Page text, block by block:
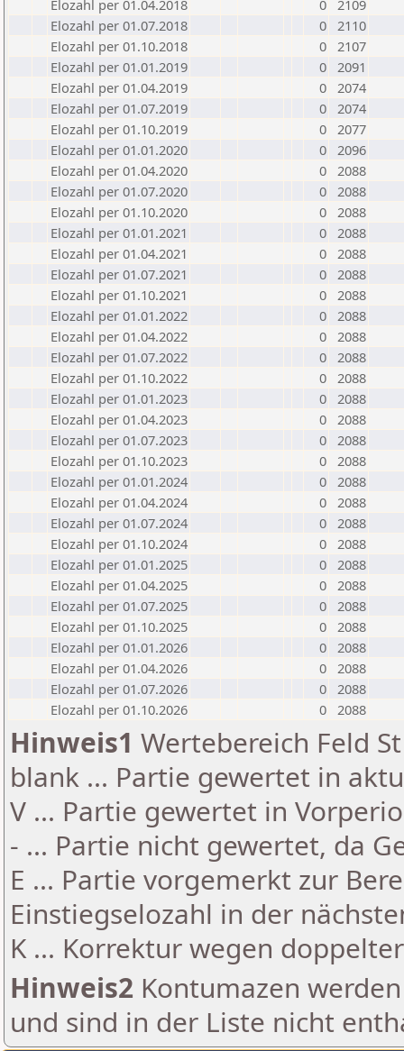
Elozahl per 01.04.2018
0 2109
Elozahl per 01.07.2018
0 2110
Elozahl per 01.10.2018
0 2107
Elozahl per 01.01.2019
0 2091
Elozahl per 01.04.2019
0 2074
Elozahl per 01.07.2019
0 2074
Elozahl per 01.10.2019
0 2077
Elozahl per 01.01.2020
0 2096
Elozahl per 01.04.2020
0 2088
Elozahl per 01.07.2020
0 2088
Elozahl per 01.10.2020
0 2088
Elozahl per 01.01.2021
0 2088
Elozahl per 01.04.2021
0 2088
Elozahl per 01.07.2021
0 2088
Elozahl per 01.10.2021
0 2088
Elozahl per 01.01.2022
0 2088
Elozahl per 01.04.2022
0 2088
Elozahl per 01.07.2022
0 2088
Elozahl per 01.10.2022
0 2088
Elozahl per 01.01.2023
0 2088
Elozahl per 01.04.2023
0 2088
Elozahl per 01.07.2023
0 2088
Elozahl per 01.10.2023
0 2088
Elozahl per 01.01.2024
0 2088
Elozahl per 01.04.2024
0 2088
Elozahl per 01.07.2024
0 2088
Elozahl per 01.10.2024
0 2088
Elozahl per 01.01.2025
0 2088
Elozahl per 01.04.2025
0 2088
Elozahl per 01.07.2025
0 2088
Elozahl per 01.10.2025
0 2088
Elozahl per 01.01.2026
0 2088
Elozahl per 01.04.2026
0 2088
Elozahl per 01.07.2026
0 2088
Elozahl per 01.10.2026
0 2088
Hinweis1 Wertebereich Feld
blank ... Partie gewertet in
V ... Partie gewertet in
- ... Partie nicht gewertet, da
E ... Partie vorgemerkt zur
Einstiegselozahl in der
K ... Korrektur wegen
Hinweis2 Kontumazen
und sind in der Liste nicht